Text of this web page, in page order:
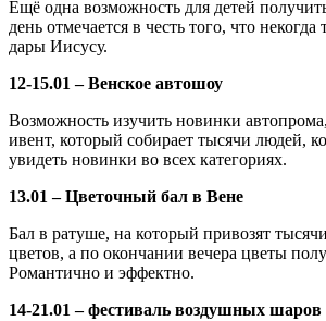
Ещё одна возможность для детей
день отмечается в честь того, что
дары Иисусу.
12-15.01 – Венское автошоу
Возможность изучить новинки
ивент, который собирает тысячи людей,
увидеть новинки во всех категориях.
13.01 – Цветочный бал в Вене
Бал в ратуше, на который привозят
цветов, а по окончании вечера цветы
Романтично и эффектно.
14-21.01 – фестиваль воздушных